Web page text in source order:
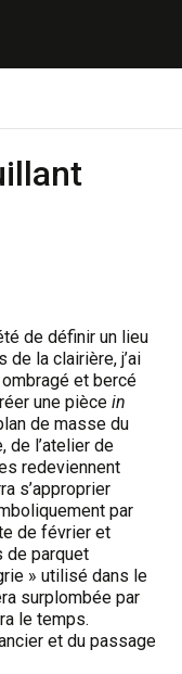
de définir un lieu
de la clairière, j’ai
et bercé
une pièce in
de masse du
de l’atelier de
redeviennent
s’approprier
par
de février et
de parquet
» utilisé dans le
surplombée par
le temps.
et du passage